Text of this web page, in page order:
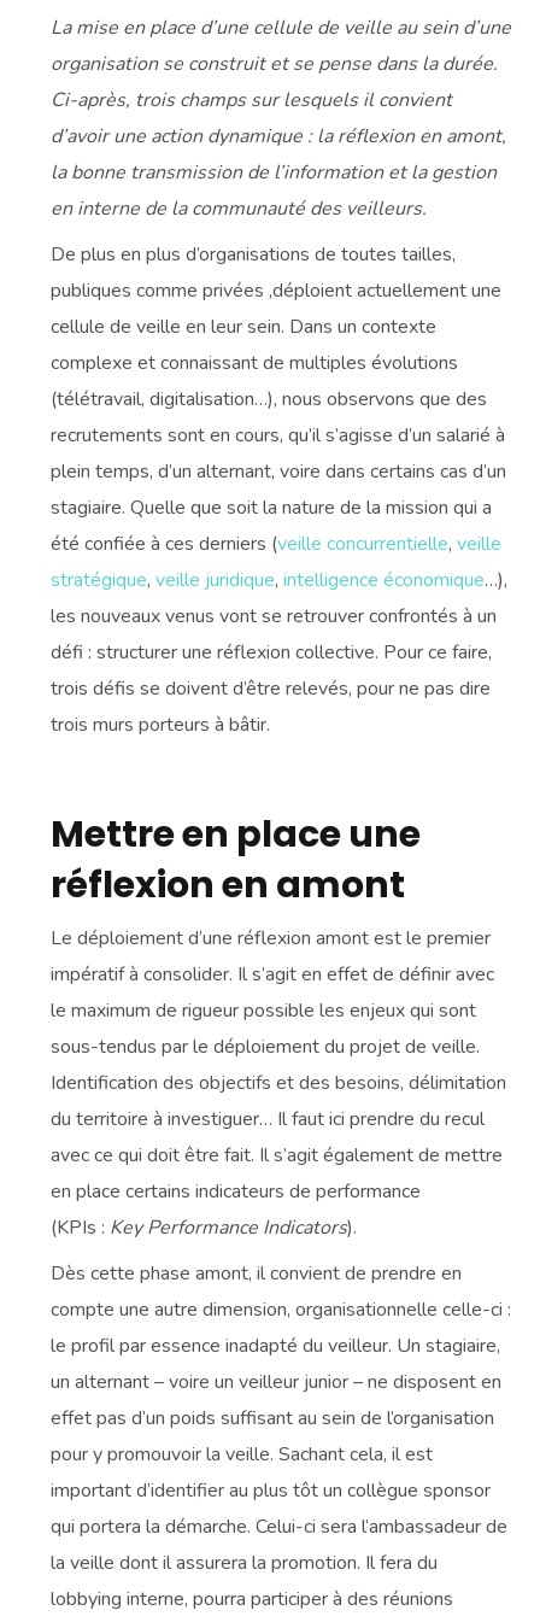
La mise en place d’une cellule de veille au sein d’une
organisation se construit et se pense dans la durée.
Ci-après, trois champs sur lesquels il convient
d’avoir une action dynamique : la réflexion en amont,
la bonne transmission de l’information et la gestion
en interne de la communauté des veilleurs.
De plus en plus d’organisations de toutes tailles,
publiques comme privées ,déploient actuellement une
cellule de veille en leur sein. Dans un contexte
complexe et connaissant de multiples évolutions
(télétravail, digitalisation…), nous observons que des
recrutements sont en cours, qu’il s’agisse d’un salarié à
plein temps, d’un alternant, voire dans certains cas d’un
stagiaire. Quelle que soit la nature de la mission qui a
été confiée à ces derniers (veille concurrentielle,veille
stratégique,veille juridique,intelligence économique…),
les nouveaux venus vont se retrouver confrontés à un
défi : structurer une réflexion collective. Pour ce faire,
trois défis se doivent d’être relevés, pour ne pas dire
trois murs porteurs à bâtir.
Mettre en place une
réflexion en amont
Le déploiement d’une réflexion amont est le premier
impératif à consolider. Il s’agit en effet de définir avec
le maximum de rigueur possible les enjeux qui sont
sous-tendus par le déploiement du projet de veille.
Identification des objectifs et des besoins, délimitation
du territoire à investiguer… Il faut ici prendre du recul
avec ce qui doit être fait. Il s’agit également de mettre
en place certains indicateurs de performance
(KPIs : Key Performance Indicators).
Dès cette phase amont, il convient de prendre en
compte une autre dimension, organisationnelle celle-ci :
le profil par essence inadapté du veilleur. Un stagiaire,
un alternant – voire un veilleur junior – ne disposent en
effet pas d’un poids suffisant au sein de l’organisation
pour y promouvoir la veille. Sachant cela, il est
important d’identifier au plus tôt un collègue sponsor
qui portera la démarche. Celui-ci sera l’ambassadeur de
la veille dont il assurera la promotion. Il fera du
lobbying interne, pourra participer à des réunions